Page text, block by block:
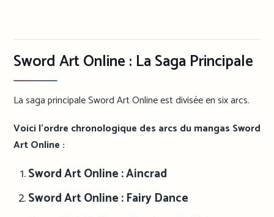
Sword Art Online : La Saga Principale
La saga principale Sword Art Online est divisée en six arcs.
Voici l’ordre chronologique des arcs du mangas Sword
Art Online :
Sword Art Online : Aincrad
Sword Art Online : Fairy Dance